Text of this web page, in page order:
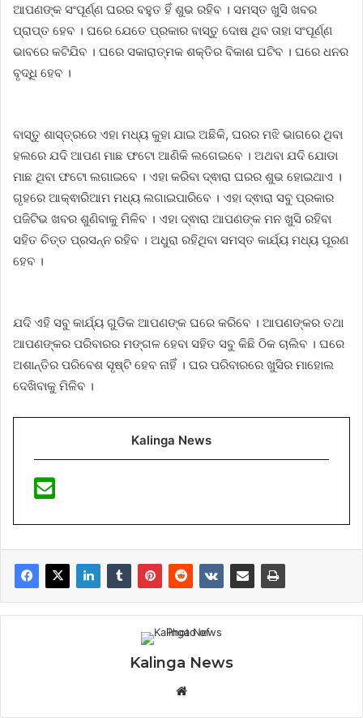
ଆପଣଙ୍କ ସଂପୂର୍ଣ୍ଣ ଘରର ବହୁତ ହିଁ ଶୁଭ ରହିବ । ସମସ୍ତ ଖୁସି ଖବର
ପ୍ରାପ୍ତ ହେବ । ଘରେ ଯେତେ ପ୍ରକାର ବାସ୍ତୁ ଦୋଷ ଥିବ ତାହା ସଂପୂର୍ଣ୍ଣ
ଭାବରେ କଟିଯିବ । ଘରେ ସକାରାତ୍ମକ ଶକ୍ତିର ବିକାଶ ଘଟିବ । ଘରେ ଧନର
ବୃଦ୍ଧି ହେବ ।
ବାସ୍ତୁ ଶାସ୍ତ୍ରରେ ଏହା ମଧ୍ୟ କୁହା ଯାଇ ଅଛିକି, ଘରର ମଝି ଭାଗରେ ଥିବା
ହଲରେ ଯଦି ଆପଣ ମାଛ ଫଟୋ ଆଣିକି ଲଗେଇବେ । ଅଥବା ଯଦି ଯୋଡା
ମାଛ ଥିବା ଫଟୋ ଲଗାଇବେ । ଏହା କରିବା ଦ୍ଵାରା ଘରର ଶୁଭ ହୋଇଥାଏ ।
ଗୃହରେ ଆକ୍ଵାରିଆମ ମଧ୍ୟ ଲଗାଇପାରିବେ । ଏହା ଦ୍ଵାରା ସବୁ ପ୍ରକାର
ପଜିଟିଭ ଖବର ଶୁଣିବାକୁ ମିଳିବ । ଏହା ଦ୍ଵାରା ଆପଣଙ୍କ ମନ ଖୁସି ରହିବା
ସହିତ ଚିତ୍ତ ପ୍ରସନ୍ନ ରହିବ । ଅଧୁରା ରହିଥିବା ସମସ୍ତ କାର୍ଯ୍ୟ ମଧ୍ୟ ପୂରଣ
ହେବ ।
ଯଦି ଏହି ସବୁ କାର୍ଯ୍ୟ ଗୁଡିକ ଆପଣଙ୍କ ଘରେ କରିବେ । ଆପଣଙ୍କର ତଥା
ଆପଣଙ୍କର ପରିବାରର ମଙ୍ଗଳ ହେବା ସହିତ ସବୁ କିଛି ଠିକ ଚାଲିବ । ଘରେ
ଅଶାନ୍ତିର ପରିବେଶ ସୃଷ୍ଟି ହେବ ନାହିଁ । ଘର ପରିବାରରେ ଖୁସିର ମାହୋଲ
ଦେଖିବାକୁ ମିଳିବ ।
Kalinga News
Kalinga News